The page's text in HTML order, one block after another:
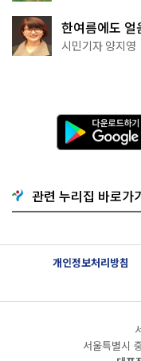
한여름에도
천국이네~
시민기자 양지영
다
운
로
기
G
o
g
l
e
l
관련 누리집 바로가
개인정보처리방침
서울특별시